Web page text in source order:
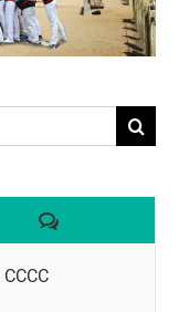
Comentaris